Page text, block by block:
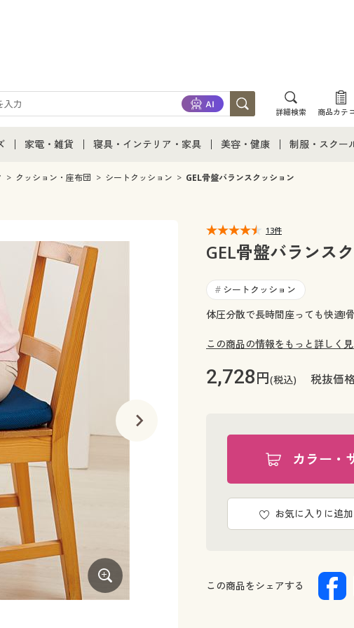
詳細検索 商品カテ
カタロ
通販すべて
下着
家電・雑貨
家電・雑貨すべて
キッチン・雑貨・日用品
寝具・インテリア・家具
寝具・インテリア・家具通販すべて
寝具・ベッド
カーテン・ラグ・ファブリック
美容・健康
美容・健康通販すべて
制服・スクー
制服・スクー
ジュニア・テ
クッション・座布団 シートクッション GEL骨盤バランスクッション
13件
GEL骨盤バランス
# シートクッション
体圧分散で長時間座っても快適!
この商品の情報をもっと詳しく見
2,728円(税込) 税抜価
カラー・
お気に入りに追加
この商品をシェアする